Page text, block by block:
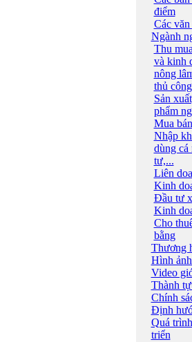
điểm
Các
Ngành
Thu
và kinh
nông
thủ
Sản
phẩm
Mua
Nhập
dùng cá
tư,...
Liên
Kinh
Đầu tư
Kinh
Cho
bằng
Thương
Hình
Video
Thành
Chính
Định
Quá
triển